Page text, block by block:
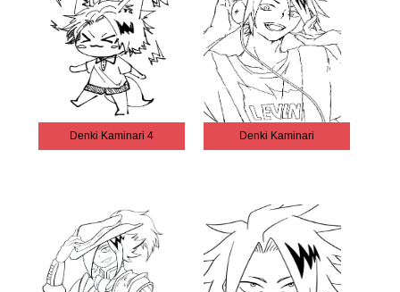
Denki Kaminari 4 Denki Kaminari